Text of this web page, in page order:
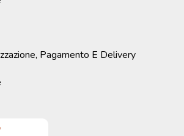
Pagamento E Delivery